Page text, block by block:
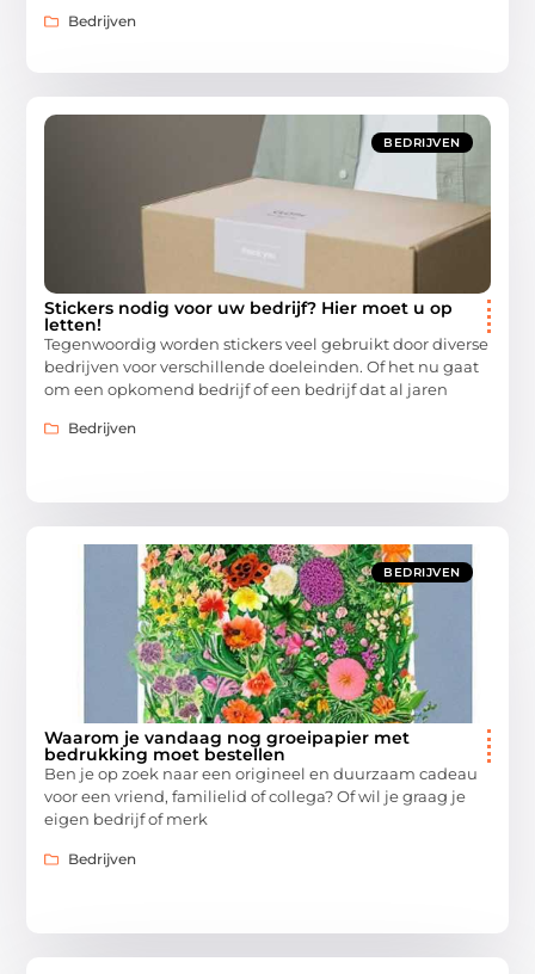
Bedrijven
BEDRIJVEN
Stickers nodig voor uw bedrijf? Hier moet u op
letten!
Tegenwoordig worden stickers veel gebruikt door diverse
bedrijven voor verschillende doeleinden. Of het nu gaat
om een opkomend bedrijf of een bedrijf dat al jaren
Bedrijven
BEDRIJVEN
Waarom je vandaag nog groeipapier met
bedrukking moet bestellen
Ben je op zoek naar een origineel en duurzaam cadeau
voor een vriend, familielid of collega? Of wil je graag je
eigen bedrijf of merk
Bedrijven